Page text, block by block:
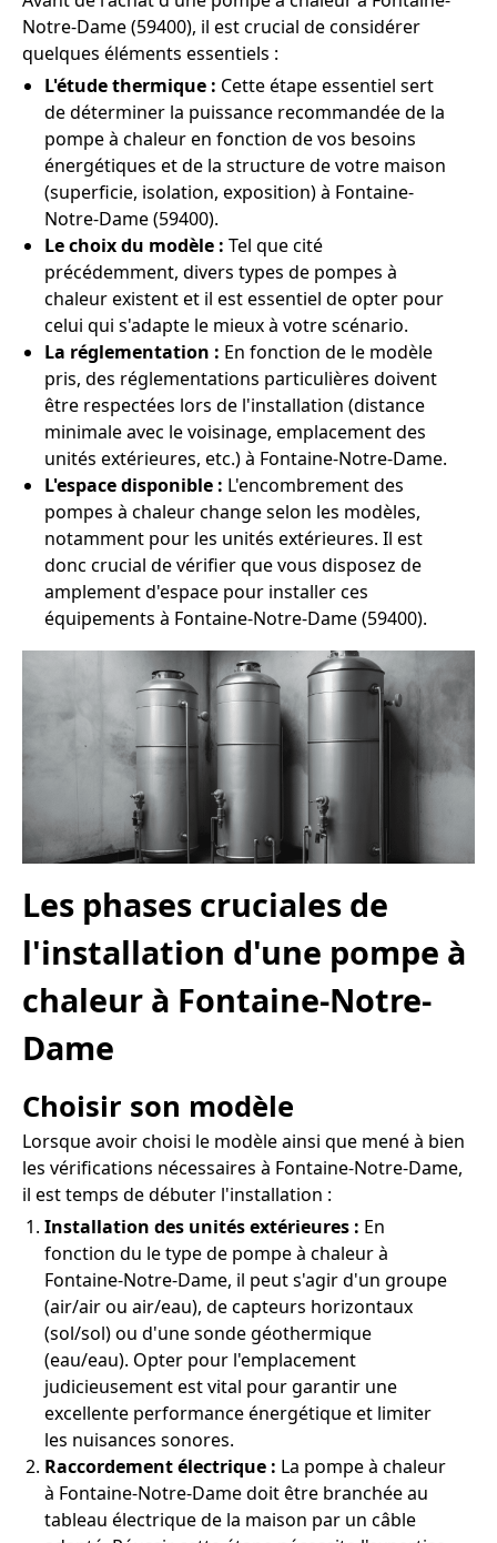
Notre-Dame (59400), il est crucial de considérer
quelques éléments essentiels :
L'étude thermique : Cette étape essentiel sert
de déterminer la puissance recommandée de la
pompe à chaleur en fonction de vos besoins
énergétiques et de la structure de votre maison
(superficie, isolation, exposition) à Fontaine-
Notre-Dame (59400).
Le choix du modèle : Tel que cité
précédemment, divers types de pompes à
chaleur existent et il est essentiel de opter pour
celui qui s'adapte le mieux à votre scénario.
La réglementation : En fonction de le modèle
pris, des réglementations particulières doivent
être respectées lors de l'installation (distance
minimale avec le voisinage, emplacement des
unités extérieures, etc.) à Fontaine-Notre-Dame.
L'espace disponible : L'encombrement des
pompes à chaleur change selon les modèles,
notamment pour les unités extérieures. Il est
donc crucial de vérifier que vous disposez de
amplement d'espace pour installer ces
équipements à Fontaine-Notre-Dame (59400).
Les phases cruciales de
l'installation d'une pompe à
chaleur à Fontaine-Notre-
Dame
Choisir son modèle
Lorsque avoir choisi le modèle ainsi que mené à bien
les vérifications nécessaires à Fontaine-Notre-Dame,
il est temps de débuter l'installation :
Installation des unités extérieures : En
fonction du le type de pompe à chaleur à
Fontaine-Notre-Dame, il peut s'agir d'un groupe
(air/air ou air/eau), de capteurs horizontaux
(sol/sol) ou d'une sonde géothermique
(eau/eau). Opter pour l'emplacement
judicieusement est vital pour garantir une
excellente performance énergétique et limiter
les nuisances sonores.
Raccordement électrique : La pompe à chaleur
à Fontaine-Notre-Dame doit être branchée au
tableau électrique de la maison par un câble